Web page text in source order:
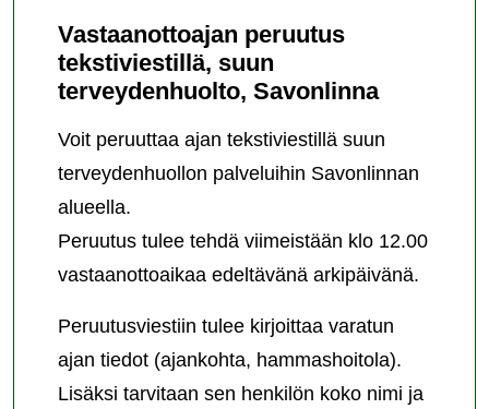
Vastaanottoajan peruutus
tekstiviestillä, suun
terveydenhuolto, Savonlinna
Voit peruuttaa ajan tekstiviestillä suun
terveydenhuollon palveluihin Savonlinnan
alueella.
Peruutus tulee tehdä viimeistään klo 12.00
vastaanottoaikaa edeltävänä arkipäivänä.
Peruutusviestiin tulee kirjoittaa varatun
ajan tiedot (ajankohta, hammashoitola).
Lisäksi tarvitaan sen henkilön koko nimi ja